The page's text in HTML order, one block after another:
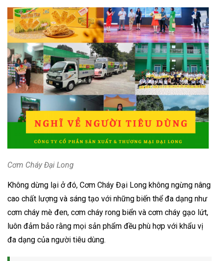
Cơm Cháy Đại Long
Không dừng lại ở đó, Cơm Cháy Đại Long không ngừng nâng
cao chất lượng và sáng tạo với những biến thể đa dạng như
cơm cháy mè đen, cơm cháy rong biển và cơm cháy gạo lứt,
luôn đảm bảo rằng mọi sản phẩm đều phù hợp với khẩu vị
đa dạng của người tiêu dùng.